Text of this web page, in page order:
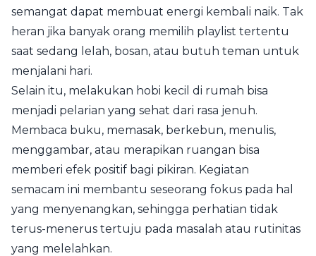
semangat dapat membuat energi kembali naik. Tak
heran jika banyak orang memilih playlist tertentu
saat sedang lelah, bosan, atau butuh teman untuk
menjalani hari.
Selain itu, melakukan hobi kecil di rumah bisa
menjadi pelarian yang sehat dari rasa jenuh.
Membaca buku, memasak, berkebun, menulis,
menggambar, atau merapikan ruangan bisa
memberi efek positif bagi pikiran. Kegiatan
semacam ini membantu seseorang fokus pada hal
yang menyenangkan, sehingga perhatian tidak
terus-menerus tertuju pada masalah atau rutinitas
yang melelahkan.